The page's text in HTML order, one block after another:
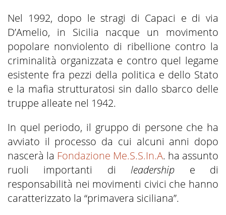
Nel 1992, dopo le stragi di Capaci e di via
D’Amelio, in Sicilia nacque un movimento
popolare nonviolento di ribellione contro la
criminalità organizzata e contro quel legame
esistente fra pezzi della politica e dello Stato
e la mafia strutturatosi sin dallo sbarco delle
truppe alleate nel 1942.
In quel periodo, il gruppo di persone che ha
avviato il processo da cui alcuni anni dopo
nascerà la Fondazione Me.S.S.In.A. ha assunto
ruoli importanti dileadership e di
responsabilità nei movimenti civici che hanno
caratterizzato la “primavera siciliana”.